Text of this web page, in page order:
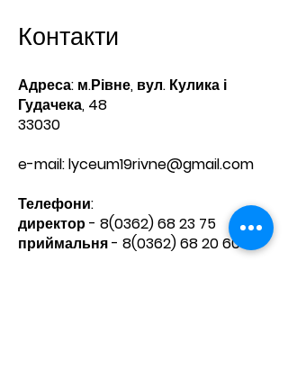
Контакти
Адреса: м.Рівне, вул. Кулика і
Гудачека, 48
33030
e-mail:lyceum19rivne@gmail.com
Телефони:​
директор - 8(0362) 68 23 75
приймальня - 8(0362) 68 20 60